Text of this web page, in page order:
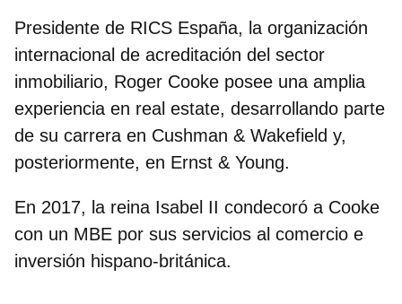
Presidente de RICS España, la organización
internacional de acreditación del sector
inmobiliario, Roger Cooke posee una amplia
experiencia en real estate, desarrollando parte
de su carrera en Cushman & Wakefield y,
posteriormente, en Ernst & Young.
En 2017, la reina Isabel II condecoró a Cooke
con un MBE por sus servicios al comercio e
inversión hispano-británica.